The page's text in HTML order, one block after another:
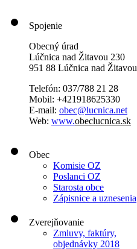
Spojenie
Obecný úrad
Lúčnica nad Žitavou 230
951 88 Lúčnica nad Žitavou
Telefón: 037/788 21 28
Mobil: +421918625330
E-mail: obec@lucnica.net
Web: www.obeclucnica.sk
Obec
Komisie OZ
Poslanci OZ
Starosta obce
Zápisnice a uznesenia
Zverejňovanie
Zmluvy, faktúry,
objednávky 2018